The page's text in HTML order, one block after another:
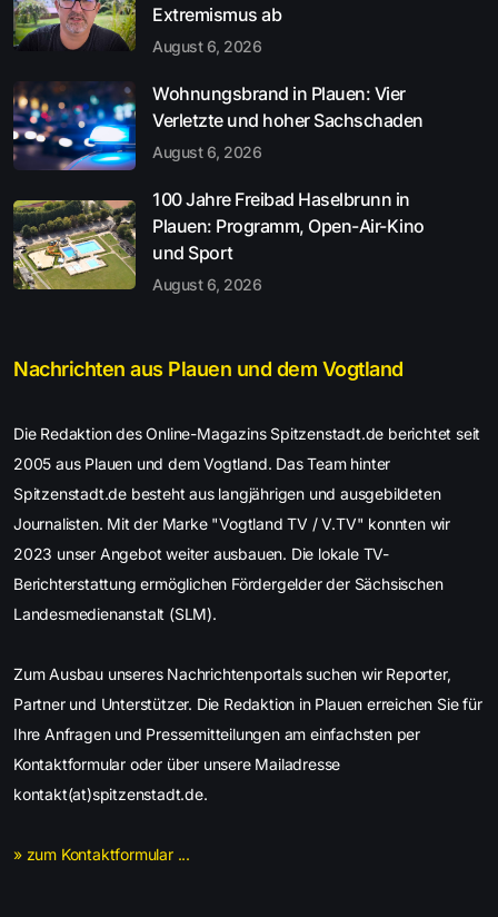
Extremismus ab
August 6, 2026
Wohnungsbrand in Plauen: Vier
Verletzte und hoher Sachschaden
August 6, 2026
100 Jahre Freibad Haselbrunn in
Plauen: Programm, Open-Air-Kino
und Sport
August 6, 2026
Nachrichten aus Plauen und dem Vogtland
Die Redaktion des Online-Magazins Spitzenstadt.de berichtet seit
2005 aus Plauen und dem Vogtland. Das Team hinter
Spitzenstadt.de besteht aus langjährigen und ausgebildeten
Journalisten. Mit der Marke "Vogtland TV / V.TV" konnten wir
2023 unser Angebot weiter ausbauen. Die lokale TV-
Berichterstattung ermöglichen Fördergelder der Sächsischen
Landesmedienanstalt (SLM).
Zum Ausbau unseres Nachrichtenportals suchen wir Reporter,
Partner und Unterstützer. Die Redaktion in Plauen erreichen Sie für
Ihre Anfragen und Pressemitteilungen am einfachsten per
Kontaktformular oder über unsere Mailadresse
kontakt(at)spitzenstadt.de.
» zum Kontaktformular ...